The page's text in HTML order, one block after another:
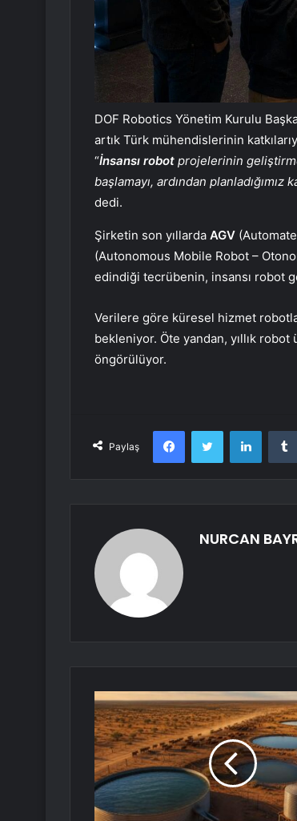
DOF Robotics Yönetim Kurulu
artık Türk mühendislerinin
“İnsansı robot projelerinin
başlamayı, ardından planladığımız
dedi.
Şirketin son yıllarda AGV
(Autonomous Mobile Robot –
edindiği tecrübenin, insansı robot
Verilere göre küresel hizmet
bekleniyor. Öte yandan, yıllık
öngörülüyor.
Paylaş
FacebookTwitter
NURCAN